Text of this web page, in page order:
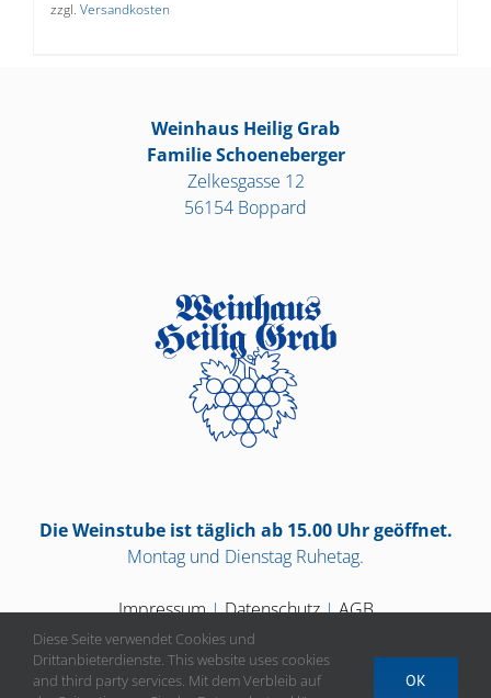
zzgl. Versandkosten
Weinhaus Heilig Grab
Familie Schoeneberger
Zelkesgasse 12
56154 Boppard
Die Weinstube ist täglich ab 15.00 Uhr geöffnet.
Montag und Dienstag Ruhetag.
Impressum|Datenschutz|AGB
Diese Seite verwendet Cookies und
Drittanbieterdienste. This website uses cookies
and third party services. Mit dem Verbleib auf
OK